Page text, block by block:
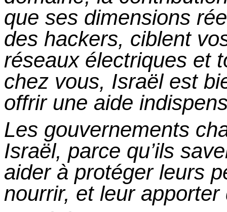
que ses dimensions
des hackers, ciblent
réseaux électriques et
chez vous, Israël est
offrir une aide
Les gouvernements
Israël, parce qu’ils
aider à protéger leurs
nourrir, etleur apporter